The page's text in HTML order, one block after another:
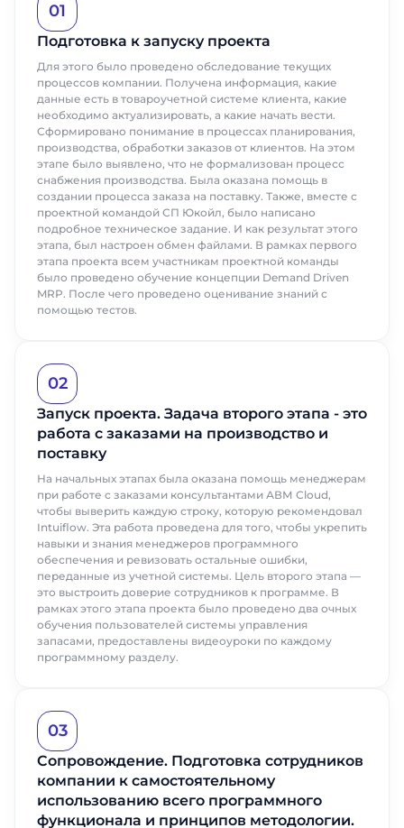
01
Подготовка к запуску проекта
Для этого было проведено обследование текущих
процессов компании. Получена информация, какие
данные есть в товароучетной системе клиента, какие
необходимо актуализировать, а какие начать вести.
Сформировано понимание в процессах планирования,
производства, обработки заказов от клиентов. На этом
этапе было выявлено, что не формализован процесс
снабжения производства. Была оказана помощь в
создании процесса заказа на поставку. Также, вместе с
проектной командой СП Юкойл, было написано
подробное техническое задание. И как результат этого
этапа, был настроен обмен файлами. В рамках первого
этапа проекта всем участникам проектной команды
было проведено обучение концепции Demand Driven
MRP. После чего проведено оценивание знаний с
помощью тестов.
02
Запуск проекта. Задача второго этапа - это
работа с заказами на производство и
поставку
На начальных этапах была оказана помощь менеджерам
при работе с заказами консультантами АВМ Сloud,
чтобы выверить каждую строку, которую рекомендовал
Intuiflow. Эта работа проведена для того, чтобы укрепить
навыки и знания менеджеров программного
обеспечения и ревизовать остальные ошибки,
переданные из учетной системы. Цель второго этапа —
это выстроить доверие сотрудников к программе. В
рамках этого этапа проекта было проведено два очных
обучения пользователей системы управления
запасами, предоставлены видеоуроки по каждому
программному разделу.
03
Сопровождение. Подготовка сотрудников
компании к самостоятельному
использованию всего программного
функционала и принципов методологии.